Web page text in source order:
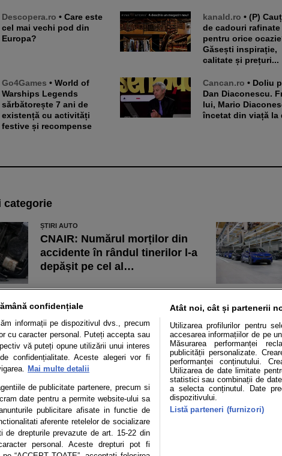
Descopera.ro • Care este
cel mai vechi pod din
Europa?
kanald.ro • (P) Cauți idei
de cadouri rafinate
pentru orice
Găsești inspirație,
calitate și prețuri...
Go4Games • World of
Warships Legends
sărbătorește 7 ani de
existență cu activități
festive și recompense
Cancan.ro • Doliu pentru
Dan Diaconescu.
lui, Mario
încetat din viață la
categorie
ȘTIRI AUTO
CNAIR: Numărul morților din
accidente în rândul tinerilor l-a
depășit pe cel al…
Mașinile abandonate pot lăsa
proprietarii fără locuri de
parcare de reședință.
Avertismentul dat…
Test drive Mașini electrice Utile Video
Politica de confidentialitate Politica de cookies
confidențiale
informații pe dispozitivul dvs., precum
cu caracter personal. Puteți accepta sau
vă puteți opune utilizării unui interes
confidențialitate. Aceste alegeri vor fi
Mai multe detalii
de publicitate partenere, precum si
date pentru a permite website-ului sa
publicitare afisate in functie de
aferente retelelor de socializare
drepturile prevazute de art. 15-22 din
personal. Aceste drepturi pot fi
Atât noi, cât și partenerii
Utilizarea profilurilor pentru
accesarea informațiilor de pe
Măsurarea performanței
publicității personalizate.
performanței conținutului.
Utilizarea de date limitate
statistici sau combinații de
a selecta conținutul. Date
dispozitivului.
Listă parteneri (furnizori)